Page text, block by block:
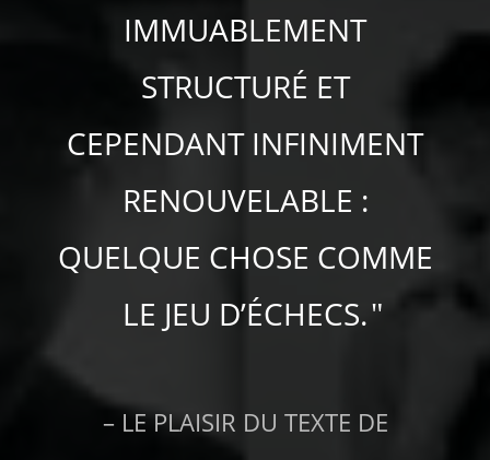
IMMUABLEMENT
STRUCTURÉ ET
CEPENDANT INFINIMENT
RENOUVELABLE :
QUELQUE CHOSE COMME
LE JEU D’ÉCHECS.
– LE PLAISIR DU TEXTE DE